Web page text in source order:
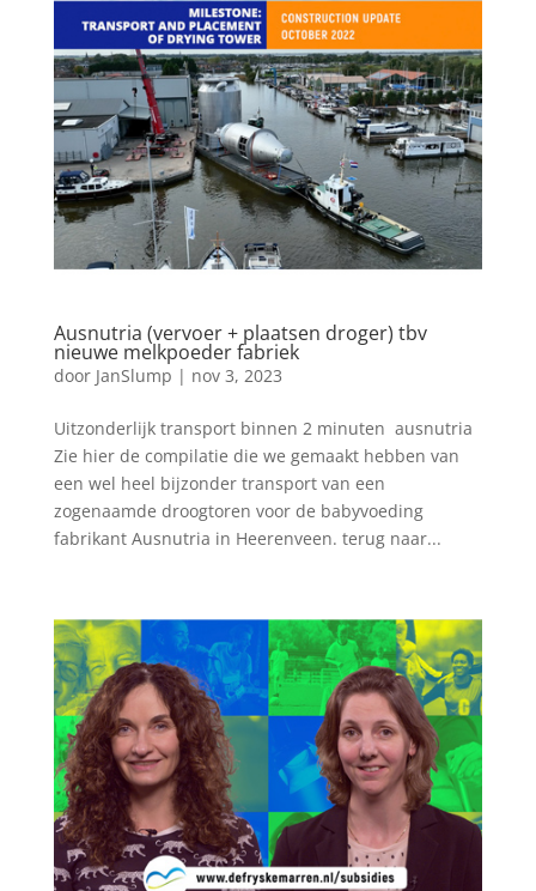
Ausnutria (vervoer + plaatsen droger) tbv
nieuwe melkpoeder fabriek
door JanSlump | nov 3, 2023
Uitzonderlijk transport binnen 2 minuten ausnutria
Zie hier de compilatie die we gemaakt hebben van
een wel heel bijzonder transport van een
zogenaamde droogtoren voor de babyvoeding
fabrikant Ausnutria in Heerenveen. terug naar...